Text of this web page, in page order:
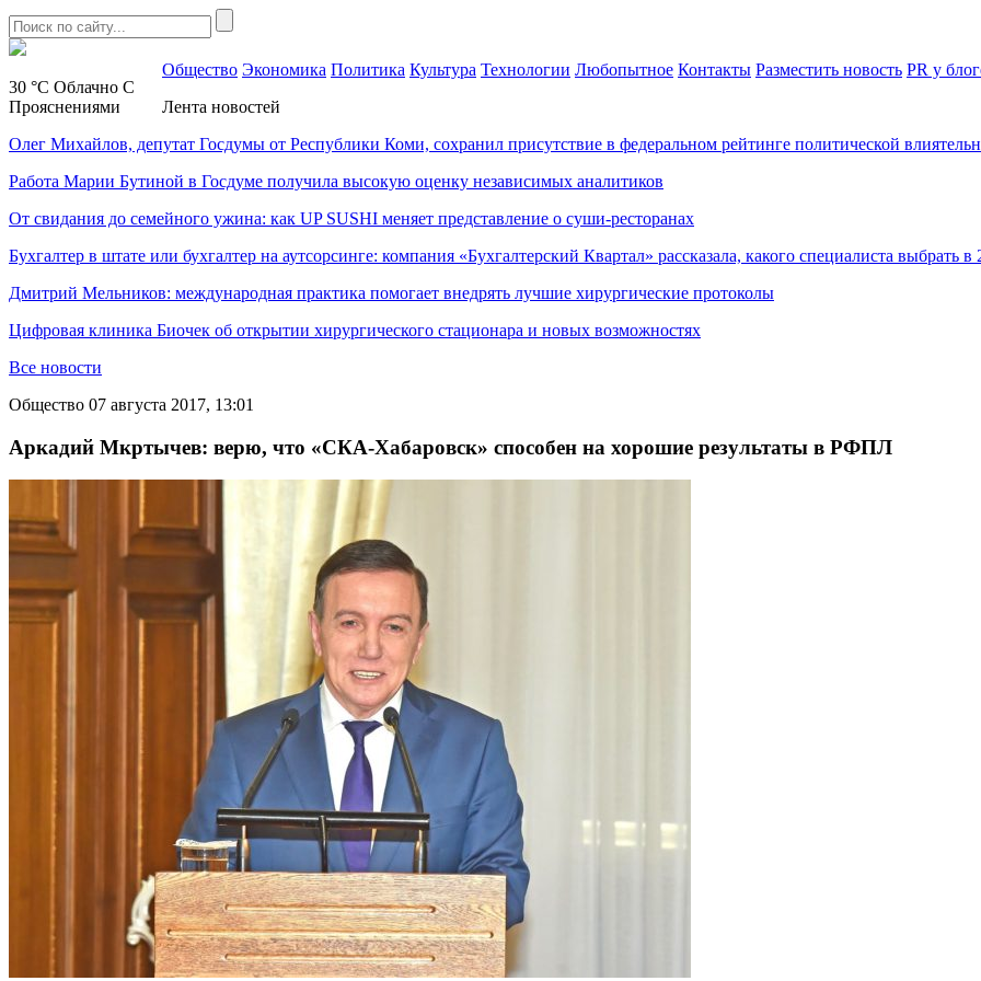
30 °C Облачно С
Прояснениями
Общество Экономика Политика Культура Технологии Любопытное Контакты Разместить новость PR у
Лента новостей
Олег Михайлов, депутат Госдумы от Республики Коми, сохранил присутствие в федеральном рейтинге политической
Работа Марии Бутиной в Госдуме получила высокую оценку независимых аналитиков
От свидания до семейного ужина: как UP SUSHI меняет представление о суши-ресторанах
Бухгалтер в штате или бухгалтер на аутсорсинге: компания «Бухгалтерский Квартал» рассказала, какого специалиста выбрать в
Дмитрий Мельников: международная практика помогает внедрять лучшие хирургические протоколы
Цифровая клиника Биочек об открытии хирургического стационара и новых возможностях
Все новости
Общество 07 августа 2017, 13:01
Аркадий Мкртычев: верю, что «СКА-Хабаровск» способен на хорошие результаты в РФПЛ